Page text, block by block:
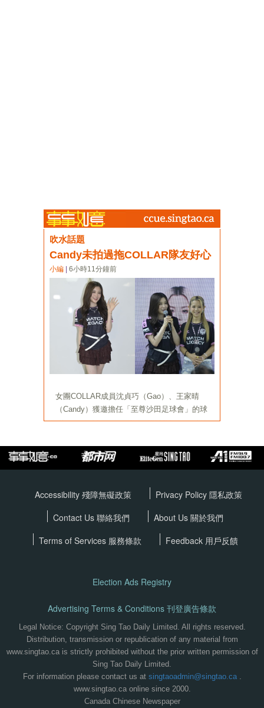
Accessibility 殘障無礙政策 Privacy Policy 隱私政策
Contact Us 聯絡我們
About Us 關於我們
Terms of Services 服務條款 Feedback 用戶反饋
Election Ads Registry
Advertising Terms & Conditions 刊登廣告條款
Legal Notice: Copyright Sing Tao Daily Limited. All rights reserved.
Distribution, transmission or republication of any material from
www.singtao.ca is strictly prohibited without the prior written permission of
Sing Tao Daily Limited.
For information please contact us at singtaoadmin@singtao.ca.
www.singtao.ca online since 2000.
Canada Chinese Newspaper